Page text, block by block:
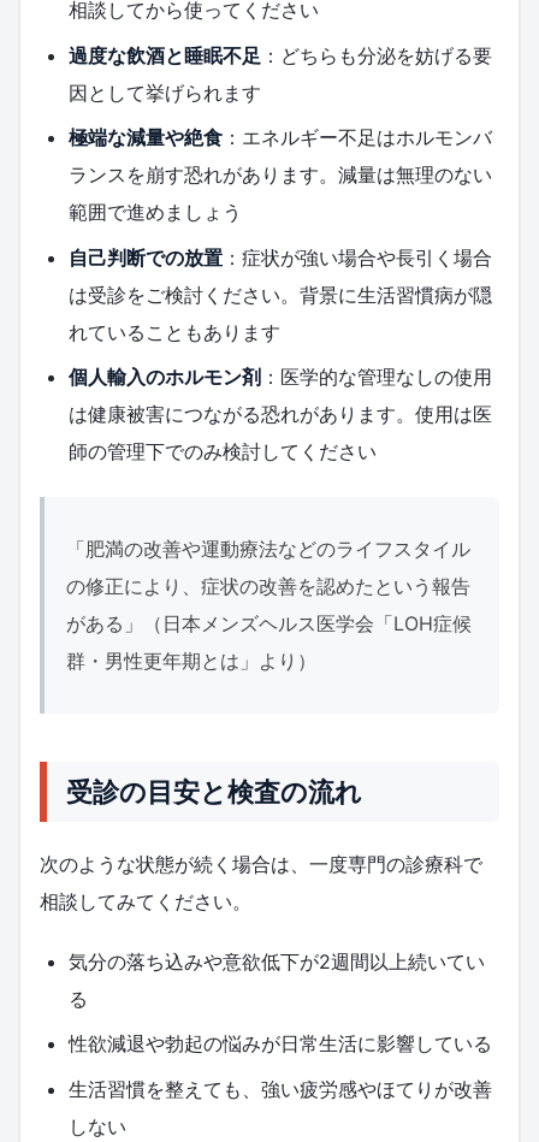
相談してから使ってください
過度な飲酒と睡眠不足 ：どちらも分泌を妨げる要
因として挙げられます
極端な減量や絶食 ：エネルギー不足はホルモンバ
ランスを崩す恐れがあります。減量は無理のない
範囲で進めましょう
自己判断での放置 ：症状が強い場合や長引く場合
は受診をご検討ください。背景に生活習慣病が隠
れていることもあります
個人輸入のホルモン剤 ：医学的な管理なしの使用
は健康被害につながる恐れがあります。使用は医
師の管理下でのみ検討してください
「肥満の改善や運動療法などのライフスタイル
の修正により、症状の改善を認めたという報告
がある」（日本メンズヘルス医学会「LOH症候
群・男性更年期とは」より）
受診の目安と検査の流れ
次のような状態が続く場合は、一度専門の診療科で
相談してみてください。
気分の落ち込みや意欲低下が2週間以上続いてい
る
性欲減退や勃起の悩みが日常生活に影響している
生活習慣を整えても、強い疲労感やほてりが改善
しない